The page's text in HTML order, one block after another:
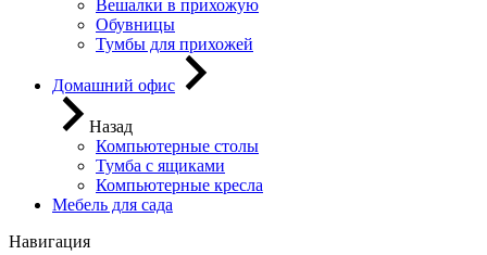
Вешалки в прихожую
Обувницы
Тумбы для прихожей
Домашний офис
Назад
Компьютерные столы
Тумба с ящиками
Компьютерные кресла
Мебель для сада
Навигация